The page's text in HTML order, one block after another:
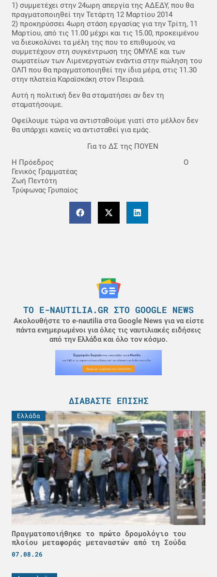
1) συμμετέχει στην 24ωρη απεργία της ΑΔΕΔΥ, που θα
πραγματοποιηθεί την Τετάρτη 12 Μαρτίου 2014
2) προκηρύσσει 4ωρη στάση εργασίας για την Τρίτη, 11
Μαρτίου, από τις 11.00 μέχρι και τις 15.00, προκειμένου
να διευκολύνει τα μέλη της που το επιθυμούν, να
συμμετέχουν στη συγκέντρωση της ΟΜΥΛΕ και των
σωματείων των Λιμενεργατών ενάντια στην πώληση του
ΟΛΠ που θα πραγματοποιηθεί την ίδια μέρα, στις 11.30
στην πλατεία Καραϊσκάκη στον Πειραιά.
Αυτή η πολιτική δεν θα σταματήσει αν δεν τη
σταματήσουμε.
Οφείλουμε τώρα να αντισταθούμε γιατί στο μέλλον δεν
θα υπάρχει κανείς να αντισταθεί για εμάς.
Για το ΔΣ της ΠΟΥΕΝ
Η Πρόεδρος Ο
Γενικός Γραμματέας
Ζωή Πεντότη
Τρύφωνας Γρυπαίος
ΤΟ E-NAUTILIA.GR ΣΤΟ GOOGLE NEWS
Ακολουθήστε το e-nautilia στα Google News για να είστε
πάντα ενημερωμένοι για όλες τις ναυτιλιακές ειδήσεις
από την Ελλάδα και όλο τον κόσμο.
ΔΙΑΒΆΣΤΕ ΕΠΊΣΗΣ
Ελλάδα
Πραγματοποιήθηκε το πρώτο δρομολόγιο του
πλοίου μεταφοράς μεταναστών από τη Σούδα
07.08.26